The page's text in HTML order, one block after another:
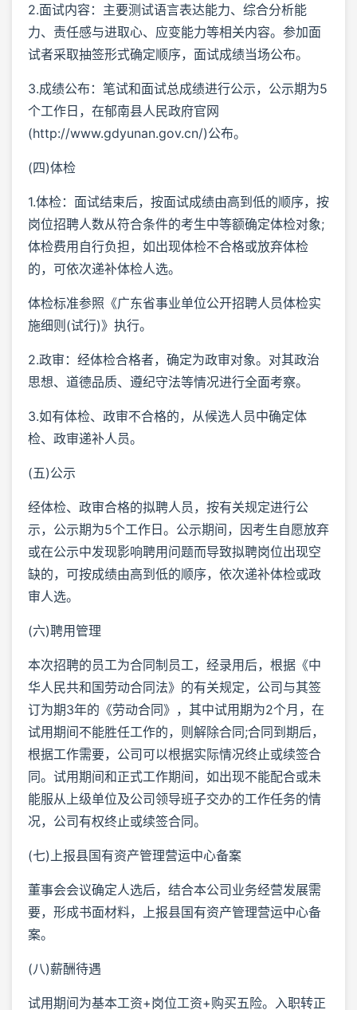
2.面试内容：主要测试语言表达能力、综合分析能
力、责任感与进取心、应变能力等相关内容。参加面
试者采取抽签形式确定顺序，面试成绩当场公布。
3.成绩公布：笔试和面试总成绩进行公示，公示期为5
个工作日，在郁南县人民政府官网
(http://www.gdyunan.gov.cn/)公布。
(四)体检
1.体检：面试结束后，按面试成绩由高到低的顺序，按
岗位招聘人数从符合条件的考生中等额确定体检对象;
体检费用自行负担，如出现体检不合格或放弃体检
的，可依次递补体检人选。
体检标准参照《广东省事业单位公开招聘人员体检实
施细则(试行)》执行。
2.政审：经体检合格者，确定为政审对象。对其政治
思想、道德品质、遵纪守法等情况进行全面考察。
3.如有体检、政审不合格的，从候选人员中确定体
检、政审递补人员。
(五)公示
经体检、政审合格的拟聘人员，按有关规定进行公
示，公示期为5个工作日。公示期间，因考生自愿放弃
或在公示中发现影响聘用问题而导致拟聘岗位出现空
缺的，可按成绩由高到低的顺序，依次递补体检或政
审人选。
(六)聘用管理
本次招聘的员工为合同制员工，经录用后，根据《中
华人民共和国劳动合同法》的有关规定，公司与其签
订为期3年的《劳动合同》，其中试用期为2个月，在
试用期间不能胜任工作的，则解除合同;合同到期后，
根据工作需要，公司可以根据实际情况终止或续签合
同。试用期间和正式工作期间，如出现不能配合或未
能服从上级单位及公司领导班子交办的工作任务的情
况，公司有权终止或续签合同。
(七)上报县国有资产管理营运中心备案
董事会会议确定人选后，结合本公司业务经营发展需
要，形成书面材料，上报县国有资产管理营运中心备
案。
(八)薪酬待遇
试用期间为基本工资+岗位工资+购买五险。入职转正